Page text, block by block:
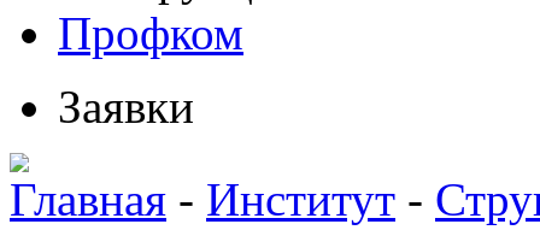
Профком
Заявки
Главная - Институт -